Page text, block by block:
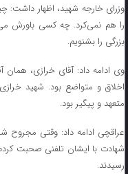
را هم نمی‌کرد. چه کسی باورش
بزرگی را بشنویم.
وی ادامه داد: آقای خرازی،
اخلاق و متواضع بود. شهید
متعهد و پیگیر بود.
عراقچی ادامه داد: وقتی مجروح
شهادت با ایشان تلفنی صحبت
رسیدند.